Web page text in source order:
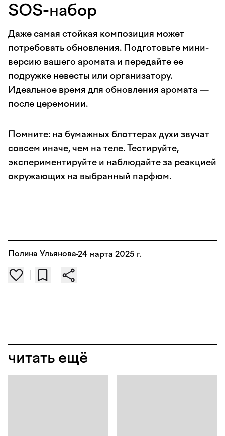
SOS-набор
Даже самая стойкая композиция может
потребовать обновления. Подготовьте мини-
версию вашего аромата и передайте ее
подружке невесты или организатору.
Идеальное время для обновления аромата —
после церемонии.
Помните: на бумажных блоттерах духи звучат
совсем иначе, чем на теле. Тестируйте,
экспериментируйте и наблюдайте за реакцией
окружающих на выбранный парфюм.
Полина Ульянова 24 марта 2025 г.
читать ещё